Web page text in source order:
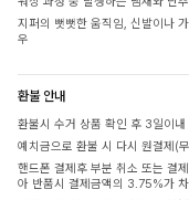
지퍼의 뻣뻣한 움직임, 신발이나
우
환불 안내
환불시 수거 상품 확인 후 3일이
예치금으로 환불 시 다시 원결제(
핸드폰 결제후 부분 취소 또는 결
아 반품시 결제금액의 3.75%가